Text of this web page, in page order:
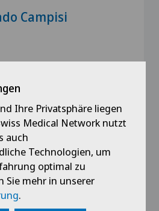
Campisi
Ihre Privatsphäre liegen
Medical Network nutzt
auch
Technologien, um
optimal zu
Sie mehr in unserer
.